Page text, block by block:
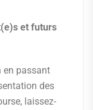
et futurs
en passant
des
laissez-